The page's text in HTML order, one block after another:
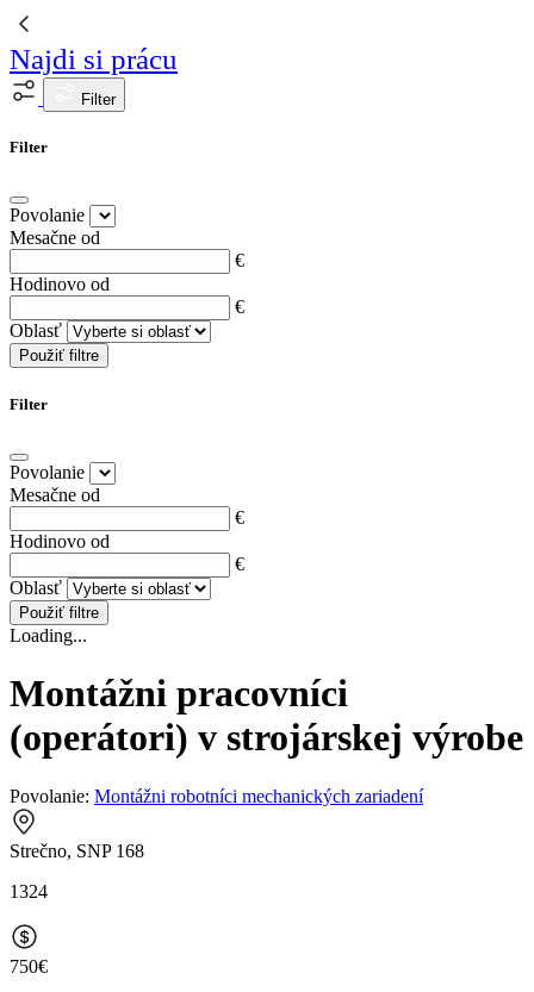
Najdi si prácu
Filter
Filter
Povolanie
Mesačne od
€
Hodinovo od
€
Oblasť
Použiť filtre
Filter
Povolanie
Mesačne od
€
Hodinovo od
€
Oblasť
Použiť filtre
Loading...
Montážni pracovníci
(operátori) v strojárskej výrobe
Povolanie: Montážni robotníci mechanických zariadení
Strečno, SNP 168
1324
750€